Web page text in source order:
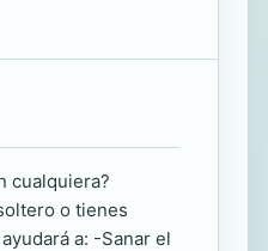
cualquiera?
o tienes
a: -Sanar el